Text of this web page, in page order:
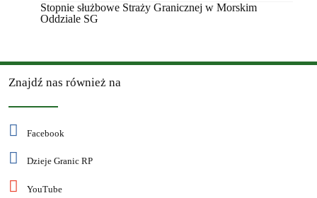
Stopnie służbowe Straży Granicznej w Morskim
Oddziale SG
Znajdź nas również na
Facebook
Dzieje Granic RP
YouTube